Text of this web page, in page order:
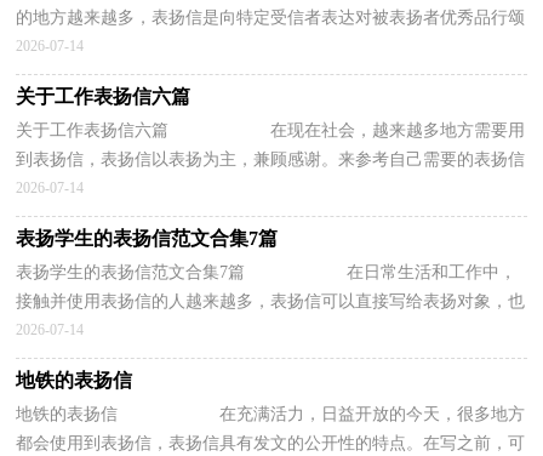
的地方越来越多，表扬信是向特定受信者表达对被表扬者优秀品行颂
扬之情的一种专用书信。如何写一份恰当的表扬...
2026-07-14
关于工作表扬信六篇
关于工作表扬信六篇 在现在社会，越来越多地方需要用
到表扬信，表扬信以表扬为主，兼顾感谢。来参考自己需要的表扬信
吧！下面是小编整理的工作表扬信7篇，欢迎阅...
2026-07-14
表扬学生的表扬信范文合集7篇
表扬学生的表扬信范文合集7篇 在日常生活和工作中，
接触并使用表扬信的人越来越多，表扬信可以直接写给表扬对象，也
可以写给表扬对象的所属单位，还可以写给报...
2026-07-14
地铁的表扬信
地铁的表扬信 在充满活力，日益开放的今天，很多地方
都会使用到表扬信，表扬信具有发文的公开性的特点。在写之前，可